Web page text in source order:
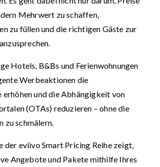
Mehrwert zu schaffen,
zu füllen und die richtigen Gäste zur
Hotels, B&Bs und Ferienwohnungen
Werbeaktionen die
erhöhen und die Abhängigkeit von
(OTAs) reduzieren – ohne die
zu schmälern.
der eviivo Smart Pricing Reihe zeigt,
Angebote und Pakete mithilfe Ihres